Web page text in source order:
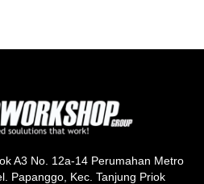
A3 No. 12a-14 Perumahan Metro
Papanggo, Kec. Tanjung Priok